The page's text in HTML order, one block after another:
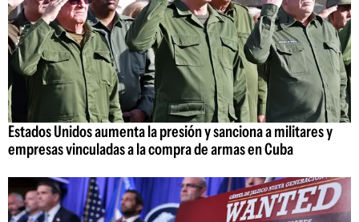
Estados Unidos aumenta la presión y sanciona a militares y
empresas vinculadas a la compra de armas en Cuba